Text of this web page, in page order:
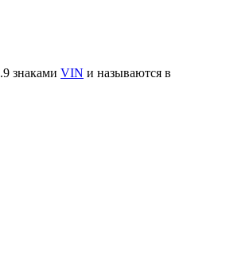
знаками VIN и называются в